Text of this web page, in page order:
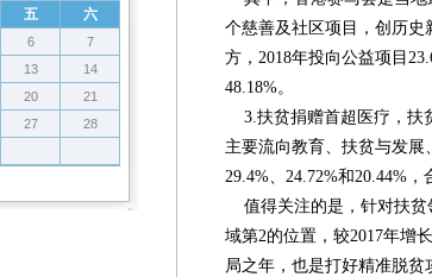
五 六
6
7
13
14
20
21
27
28
个慈善及社区项目，创历史
方，2018年投向公益项目
48.18%。
3.扶贫捐赠首超医疗，扶
主要流向教育、扶贫与发
29.4%、24.72%和20.44%，
值得关注的是，针对扶贫
域第2的位置，较2017年增
局之年，也是打好精准脱